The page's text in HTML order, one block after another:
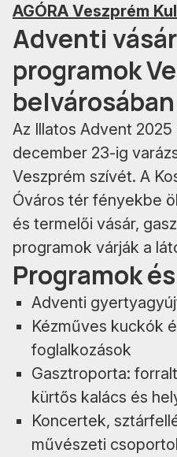
AGÓRA Veszprém
Adventi
programok
Az Illatos Advent
december 23-ig
Veszprém szívét. A
Óváros tér fényekbe
és termelői vásár,
programok várják a
Programok
Adventi
Kézműves kuckók
foglalkozások
Gasztroporta:
kürtős kalács és
Koncertek,
művészeti